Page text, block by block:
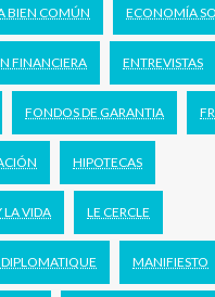
BIEN COMÚN ECONOMÍA
FINANCIERA ENTREVISTAS
FONDOS DE GARANTIA
HIPOTECAS
LA VIDA LE CERCLE
MANIFIESTO